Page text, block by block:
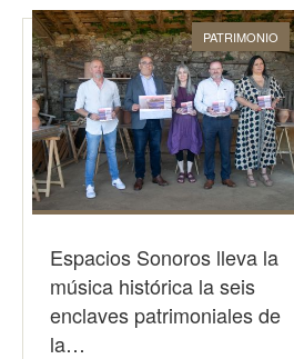
PATRIMONIO
Espacios Sonoros lleva la
música histórica la seis
enclaves patrimoniales de
la…